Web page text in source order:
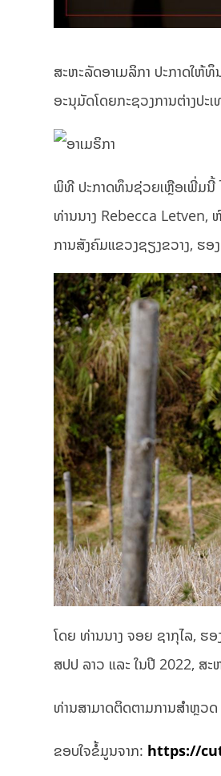
ສະຫະລັດອາເມລິກາ ປະກາດໃຫ້
ອະນຸມັດໂດຍກະຊວງການຕ່າງປະ
ພິທີ ປະກາດທຶນຊ່ວຍເຫຼືອເພີ່ມນີ້
ທ່ານນາງ Rebecca Letven,
ການສັງຄົມແຂວງຊຽງຂວາງ, ຮ
ໂດຍ ທ່ານນາງ ຈອຍ ຊາກຸໄລ, ຮ
ສປປ ລາວ ແລະ ໃນປີ 2022, ສ
ທ່ານສາມາດຕິດຕາມການສຳຫຼວ
ຂອບໃຈຂໍ້ມູນຈາກ: https://